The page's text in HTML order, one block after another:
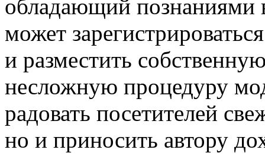
обладающий познаниями
может
и разместить
несложную процедуру
радовать посетителей
но и приносить автору